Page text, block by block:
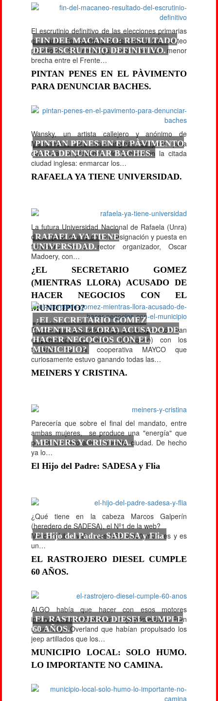
FIN DEL MACANEO: RESULTADO
DEL ESCRUTINIO DEFINITIVO.
El escrutinio definitivo de las elecciones primarias
en Santa Fe confirmó la tendencia del conteo
provisorio. Sin embargo, determinó una menor
brecha entre el Frente…
PINTAN PENES EN EL PÀVIMENTO
PARA DENUNCIAR BACHES.
PINTAN PENES EN EL PÀVIMENTO
PARA DENUNCIAR BACHES.
Wansky, un artista callejero y anónimo de
Manchester, ideó una original campaña para
denunciar la presencia de baches en la citada
ciudad inglesa: enmarcar los…
RAFAELA YA TIENE UNIVERSIDAD.
RAFAELA YA TIENE
UNIVERSIDAD.
La futura Universidad Nacional de Rafaela (Unra)
dio un paso crucial con la designación y puesta en
funciones de su rector organizador, Oscar
Madoery, con…
¿EL SECRETARIO GOMEZ
(MIENTRAS LLORA) ACUSADO DE
HACER NEGOCIOS CON EL
MUNICIPIO?
¿EL SECRETARIO GOMEZ
(MIENTRAS LLORA) ACUSADO DE
HACER NEGOCIOS CON EL
MUNICIPIO?
Parece que dos referentes de la oposición han
emparentado a Gómez (Lloriqueo) con los
titulares de la cooperativa MAYCO que
curiosamente estuvo ganando todas las…
MEINERS Y CRISTINA.
MEINERS Y CRISTINA.
Parecería que sobre el final del mandato, entre
ambas mujeres, se produce una "energía" que
podría ser favorable a nuestra ciudad. De hecho
ya lo…
El Hijo del Padre: SADESA y Flia
El Hijo del Padre: SADESA y Flia
¿Qué tiene en la cabeza Marcos Galperín
(heredero de SADESA), el Nº1 de la web?
MercadoLibre vale unos US$ 4.000 millones y es
un…
EL RASTROJERO DIESEL CUMPLE
60 AÑOS.
EL RASTROJERO DIESEL CUMPLE
60 AÑOS.
ALGO había que hacer con esos motores
inservibles arrumbados en un galpón estatal. Eran
unos Willys Overland que habían propulsado los
jeep artillados que los…
MUNICIPIO LOCAL: SOLO HUMO.
LO IMPORTANTE NO CAMINA.